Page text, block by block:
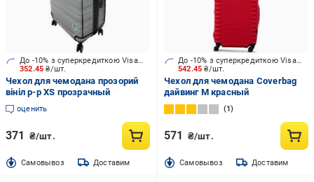
352.45₴/шт.
До -10% з суперкредиткою Visa Вигода
Чехол для чемодана прозорий
вініл р-р XS прозрачный
оценить
371 ₴/шт.
Cамовывоз Доставим
542.45₴/шт.
До -10% з суперкредиткою Visa Вигода
Чехол для чемодана Coverbag
дайвинг M красный
1
571 ₴/шт.
Cамовывоз Доставим